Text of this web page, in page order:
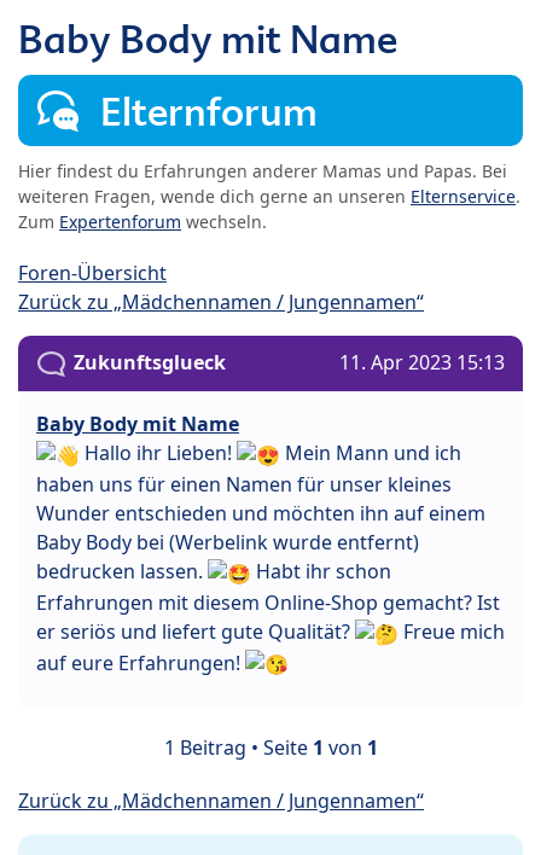
Baby Body mit Name
Elternforum
Hier findest du Erfahrungen anderer Mamas und Papas. Bei
weiteren Fragen, wende dich gerne an unseren Elternservice.
Zum Expertenforum wechseln.
Foren-Übersicht
Zurück zu „Mädchennamen / Jungennamen“
Zukunftsglueck 11. Apr 2023 15:13
Baby Body mit Name
Hallo ihr Lieben!
Mein Mann und ich
haben uns für einen Namen für unser kleines
Wunder entschieden und möchten ihn auf einem
Baby Body bei (Werbelink wurde entfernt)
bedrucken lassen.
Habt ihr schon
Erfahrungen mit diesem Online-Shop gemacht? Ist
er seriös und liefert gute Qualität?
Freue mich
auf eure Erfahrungen!
1 Beitrag • Seite 1 von 1
Zurück zu „Mädchennamen / Jungennamen“